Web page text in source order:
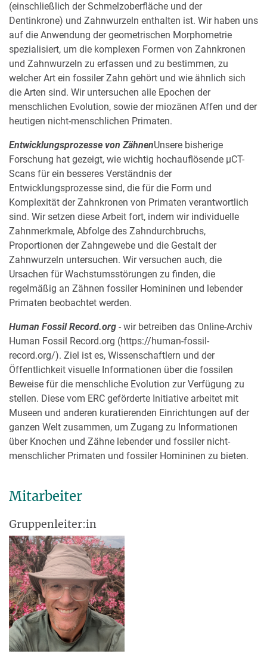
(einschließlich der Schmelzoberfläche und der
Dentinkrone) und Zahnwurzeln enthalten ist. Wir haben uns
auf die Anwendung der geometrischen Morphometrie
spezialisiert, um die komplexen Formen von Zahnkronen
und Zahnwurzeln zu erfassen und zu bestimmen, zu
welcher Art ein fossiler Zahn gehört und wie ähnlich sich
die Arten sind. Wir untersuchen alle Epochen der
menschlichen Evolution, sowie der miozänen Affen und der
heutigen nicht-menschlichen Primaten.
Entwicklungsprozesse von ZähnenUnsere bisherige
Forschung hat gezeigt, wie wichtig hochauflösende µCT-
Scans für ein besseres Verständnis der
Entwicklungsprozesse sind, die für die Form und
Komplexität der Zahnkronen von Primaten verantwortlich
sind. Wir setzen diese Arbeit fort, indem wir individuelle
Zahnmerkmale, Abfolge des Zahndurchbruchs,
Proportionen der Zahngewebe und die Gestalt der
Zahnwurzeln untersuchen. Wir versuchen auch, die
Ursachen für Wachstumsstörungen zu finden, die
regelmäßig an Zähnen fossiler Homininen und lebender
Primaten beobachtet werden.
Human Fossil Record.org - wir betreiben das Online-Archiv
Human Fossil Record.org (https://human-fossil-
record.org/). Ziel ist es, Wissenschaftlern und der
Öffentlichkeit visuelle Informationen über die fossilen
Beweise für die menschliche Evolution zur Verfügung zu
stellen. Diese vom ERC geförderte Initiative arbeitet mit
Museen und anderen kuratierenden Einrichtungen auf der
ganzen Welt zusammen, um Zugang zu Informationen
über Knochen und Zähne lebender und fossiler nicht-
menschlicher Primaten und fossiler Homininen zu bieten.
Mitarbeiter
Gruppenleiter:in